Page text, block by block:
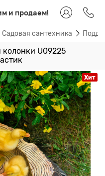
и продаем!
Садовая сантехника
U09225
Хит